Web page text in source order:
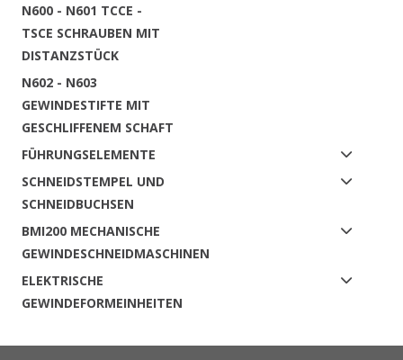
N600 - N601 TCCE -
TSCE SCHRAUBEN MIT
DISTANZSTÜCK
N602 - N603
GEWINDESTIFTE MIT
GESCHLIFFENEM SCHAFT
FÜHRUNGSELEMENTE
SCHNEIDSTEMPEL UND
SCHNEIDBUCHSEN
BMI200 MECHANISCHE
GEWINDESCHNEIDMASCHINEN
ELEKTRISCHE
GEWINDEFORMEINHEITEN